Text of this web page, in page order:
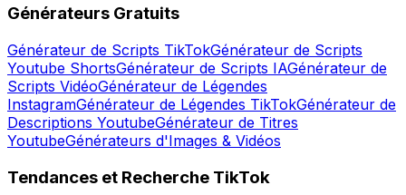
Générateurs Gratuits
Générateur de Scripts TikTokGénérateur de Scripts
Youtube ShortsGénérateur de Scripts IAGénérateur de
Scripts VidéoGénérateur de Légendes
InstagramGénérateur de Légendes TikTokGénérateur de
Descriptions YoutubeGénérateur de Titres
YoutubeGénérateurs d'Images & Vidéos
Tendances et Recherche TikTok